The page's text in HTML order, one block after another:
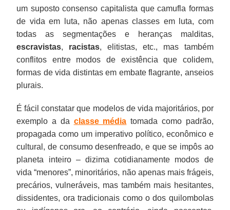
um suposto consenso capitalista que camufla formas
de vida em luta, não apenas classes em luta, com
todas as segmentações e heranças malditas,
escravistas, racistas, elitistas, etc., mas também
conflitos entre modos de existência que colidem,
formas de vida distintas em embate flagrante, anseios
plurais.
É fácil constatar que modelos de vida majoritários, por
exemplo a da classe média tomada como padrão,
propagada como um imperativo político, econômico e
cultural, de consumo desenfreado, e que se impôs ao
planeta inteiro – dizima cotidianamente modos de
vida “menores”, minoritários, não apenas mais frágeis,
precários, vulneráveis, mas também mais hesitantes,
dissidentes, ora tradicionais como o dos quilombolas